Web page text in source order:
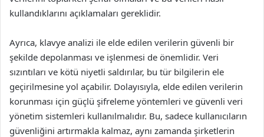
kullandıklarını açıklamaları gereklidir.
Ayrıca, klavye analizi ile elde edilen verilerin güvenli bir
şekilde depolanması ve işlenmesi de önemlidir. Veri
sızıntıları ve kötü niyetli saldırılar, bu tür bilgilerin ele
geçirilmesine yol açabilir. Dolayısıyla, elde edilen verilerin
korunması için güçlü şifreleme yöntemleri ve güvenli veri
yönetim sistemleri kullanılmalıdır. Bu, sadece kullanıcıların
güvenliğini artırmakla kalmaz, aynı zamanda şirketlerin